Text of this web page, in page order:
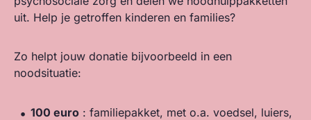
uit. Help je getroffen kinderen en families?
Zo helpt jouw donatie bijvoorbeeld in een
noodsituatie:
100 euro : familiepakket, met o.a. voedsel, luiers,